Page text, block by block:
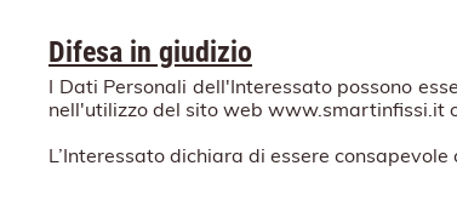
Difesa in giudizio
I Dati Personali dell'Interessato possono
nell'utilizzo del sito web www.smartinfissi.it
L’Interessato dichiara di essere